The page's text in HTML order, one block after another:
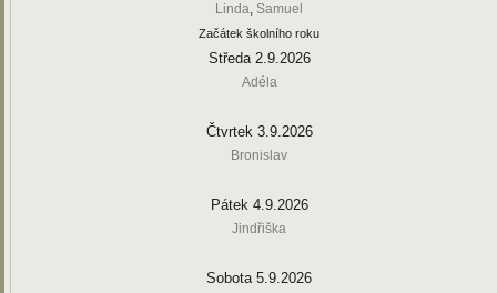
Linda, Samuel
Začátek školního roku
Středa 2.9.2026
Adéla
Čtvrtek 3.9.2026
Bronislav
Pátek 4.9.2026
Jindřiška
Sobota 5.9.2026